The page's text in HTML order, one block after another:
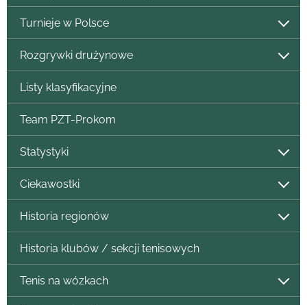
Turnieje w Polsce
Rozgrywki drużynowe
Listy klasyfikacyjne
Team PZT-Prokom
Statystyki
Ciekawostki
Historia regionów
Historia klubów / sekcji tenisowych
Tenis na wózkach